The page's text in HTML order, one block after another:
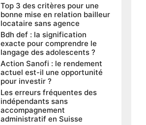
Top 3 des critères pour une
bonne mise en relation bailleur
locataire sans agence
Bdh def : la signification
exacte pour comprendre le
langage des adolescents ?
Action Sanofi : le rendement
actuel est-il une opportunité
pour investir ?
Les erreurs fréquentes des
indépendants sans
accompagnement
administratif en Suisse